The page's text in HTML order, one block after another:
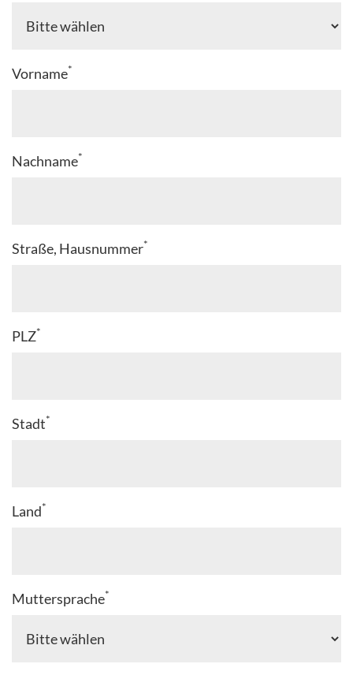
Vorname*
Nachname*
Straße, Hausnummer*
PLZ*
Stadt*
Land*
Muttersprache*